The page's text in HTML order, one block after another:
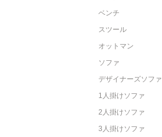
ベンチ
スツール
オットマン
ソファ
デザイナーズソファ
1人掛けソファ
2人掛けソファ
3人掛けソファ